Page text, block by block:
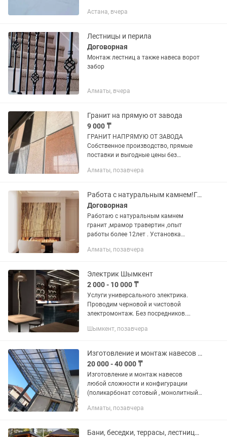
✔️ монтаж перил и ограждений ✔️ для
Астана, вчера
Лестницы и перила
Договорная
Монтаж лестниц а также навеса ворот
забор
Алматы, вчера
Гранит на прямую от завода
9 000 ₸
ГРАНИТ НАПРЯМУЮ ОТ ЗАВОДА
Собственное производство, прямые
поставки и выгодные цены без
выполняем монтаж: • входные группы;
цоколи...
Алматы, позавчера
Работа с натуральным камнем!Гранит Мрамор Травентин .
Договорная
Работаю с натуральным камнем
гранит ,мрамор травертин ,опыт
работы более 12лет . Установка
,монтаж на стены любые работы
Алматы, позавчера
Электрик Шымкент
2 000 - 10 000 ₸
Услуги универсального электрика.
Проводим черновой и чистовой
электромонтаж. Без посредников.
проекту, а также по авторскому
Шымкент, позавчера
Изготовление и монтаж навесов любой сложности
20 000 - 40 000 ₸
Изготовление и монтаж навесов
любой сложности и конфигурации
(поликарбонат сотовый , монолитный
профлиста) а также
качественно и не...
Алматы, позавчера
Бани, беседки, террасы, лестницы под ключ